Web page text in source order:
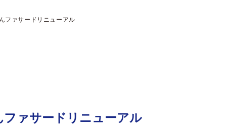
ファサードリニューアル
ファサードリニューアル